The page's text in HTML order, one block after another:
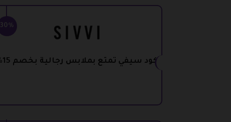
30%
كود سيفي تمتع بملابس رجالية بخصم 15%